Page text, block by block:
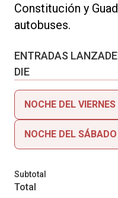
Constitución y
autobuses.
ENTRADAS
DIE
NOCHE DEL VIERNES
NOCHE DEL SÁBADO
Subtotal
Total